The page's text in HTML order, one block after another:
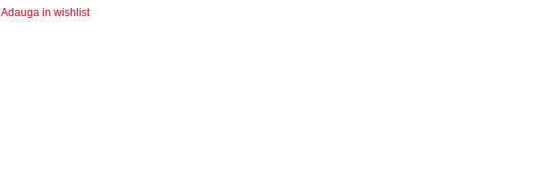
Adauga in wishlist